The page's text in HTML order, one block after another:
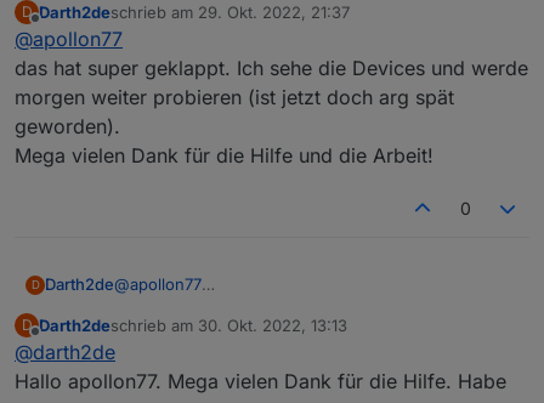
Die 3.20, um die es in diesem Thread geht, ist aktuell
noch nur im Beta Repo verfügbar.
Über Admin wie folgt installierbar: Adaoter -
Expertenmodus aktivieren - "Custom Install" icon
klicken und dort beim Tab "von npm" den Alexa2
wählen. Das sollte im normalfall die 3.20.1 installieren
D
Offline
Darth2deschrieb am 29. Okt. 2022, 21:37
zuletzt editiert von
@apollon77
das hat super geklappt. Ich sehe die Devices und werde
morgen weiter probieren (ist jetzt doch arg spät
geworden).
Mega vielen Dank für die Hilfe und die Arbeit!
0
D Darth2de@apollon77
werde morgen weiter probieren (ist jetzt doch arg
spät geworden).
Mega vielen Dank für die Hilfe und die Arbeit!
D
Offline
Darth2deschrieb am 30. Okt. 2022, 13:13
zuletzt editiert von
@darth2de
Hallo apollon77. Mega vielen Dank für die Hilfe. Habe